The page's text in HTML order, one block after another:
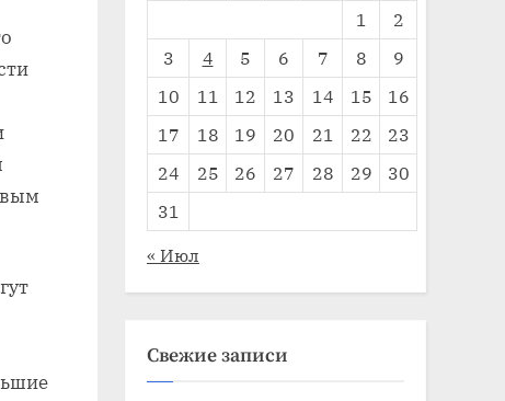
1
2
3
4 5 6 7 8
9
10
11 12 13 14 15
16
17
18 19 20 21 22
23
24
25 26 27 28 29
30
31
« Июл
Свежие записи